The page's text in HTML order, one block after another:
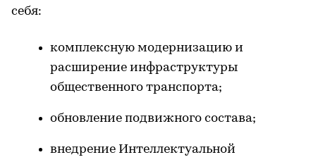
себя:
комплексную модернизацию и
расширение инфраструктуры
общественного транспорта;
обновление подвижного состава;
внедрение Интеллектуальной